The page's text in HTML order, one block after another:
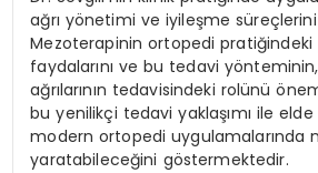
ağrı yönetimi ve iyileşme
Mezoterapinin ortopedi pratiğindeki
faydalarını ve bu tedavi
ağrılarının tedavisindeki rolünü
bu yenilikçi tedavi yaklaşımı ile
modern ortopedi uygulamalarında
yaratabileceğini göstermektedir.